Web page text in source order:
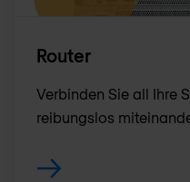
Router
Verbinden Sie all Ihre
reibungslos